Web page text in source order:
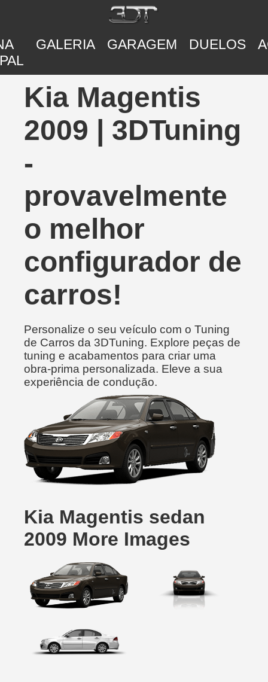
GALERIA GARAGEM DUELOS
Kia Magentis
2009 | 3DTuning
-
provavelmente
o melhor
configurador de
carros!
Personalize o seu veículo com o Tuning
de Carros da 3DTuning. Explore peças de
tuning e acabamentos para criar uma
obra-prima personalizada. Eleve a sua
experiência de condução.
Kia Magentis sedan
2009 More Images